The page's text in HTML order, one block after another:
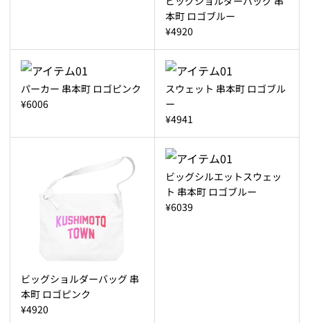
本町 ロゴブルー
¥4920
パーカー 串本町 ロゴピンク
¥6006
スウェット 串本町 ロゴブル
ー
¥4941
ビッグショルダーバッグ 串
本町 ロゴピンク
¥4920
ビッグシルエットスウェッ
ト 串本町 ロゴブルー
¥6039